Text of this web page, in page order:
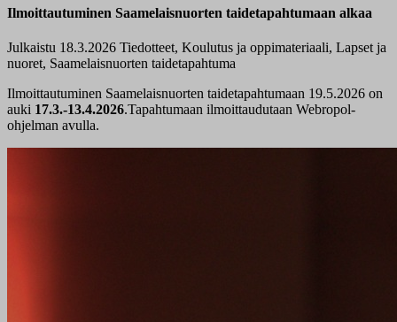
Ilmoittautuminen Saamelaisnuorten taidetapahtumaan alkaa
Julkaistu 18.3.2026 Tiedotteet, Koulutus ja oppimateriaali, Lapset ja
nuoret, Saamelaisnuorten taidetapahtuma
Ilmoittautuminen Saamelaisnuorten taidetapahtumaan 19.5.2026 on
auki 17.3.-13.4.2026.Tapahtumaan ilmoittaudutaan Webropol-
ohjelman avulla.